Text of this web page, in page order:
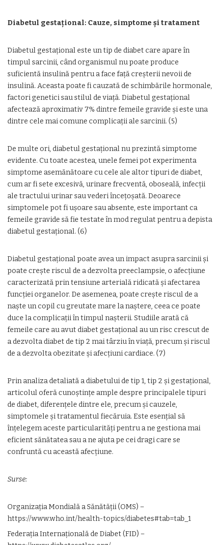
Diabetul gestațional: Cauze, simptome și tratament
Diabetul gestațional este un tip de diabet care apare în
timpul sarcinii, când organismul nu poate produce
suficientă insulină pentru a face față creșterii nevoii de
insulină. Aceasta poate fi cauzată de schimbările hormonale,
factori genetici sau stilul de viață. Diabetul gestațional
afectează aproximativ 7% dintre femeile gravide și este una
dintre cele mai comune complicații ale sarcinii. (5)
De multe ori, diabetul gestațional nu prezintă simptome
evidente. Cu toate acestea, unele femei pot experimenta
simptome asemănătoare cu cele ale altor tipuri de diabet,
cum ar fi sete excesivă, urinare frecventă, oboseală, infecții
ale tractului urinar sau vederi încețoșată. Deoarece
simptomele pot fi ușoare sau absente, este important ca
femeile gravide să fie testate în mod regulat pentru a depista
diabetul gestațional. (6)
Diabetul gestațional poate avea un impact asupra sarcinii și
poate crește riscul de a dezvolta preeclampsie, o afecțiune
caracterizată prin tensiune arterială ridicată și afectarea
funcției organelor. De asemenea, poate crește riscul de a
naște un copil cu greutate mare la naștere, ceea ce poate
duce la complicații în timpul nașterii. Studiile arată că
femeile care au avut diabet gestațional au un risc crescut de
a dezvolta diabet de tip 2 mai târziu în viață, precum și riscul
de a dezvolta obezitate și afecțiuni cardiace. (7)
Prin analiza detaliată a diabetului de tip 1, tip 2 și gestațional,
articolul oferă cunoștințe ample despre principalele tipuri
de diabet, diferențele dintre ele, precum și cauzele,
simptomele și tratamentul fiecăruia. Este esențial să
înțelegem aceste particularități pentru a ne gestiona mai
eficient sănătatea sau a ne ajuta pe cei dragi care se
confruntă cu această afecțiune.
Surse:
Organizația Mondială a Sănătății (OMS) –
https://www.who.int/health-topics/diabetes#tab=tab_1
Federația Internațională de Diabet (FID) –